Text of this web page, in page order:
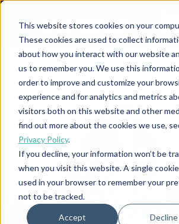
This website stores cookies on your
These cookies are used to collect
about how you interact with our website
us to remember you. We use this
order to improve and customize your
experience and for analytics and metrics
visitors both on this website and other
find out more about the cookies we use,
Privacy Policy.
If you decline, your information won’t be
when you visit this website. A single
used in your browser to remember your
not to be tracked.
Accept Decline
POŁĄCZ SIĘ Z
RYNKIEM PODRÓŻY
GDS